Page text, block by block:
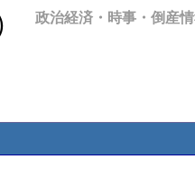
政治経済・時事・倒産